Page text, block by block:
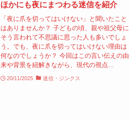
ほかにも夜にまつわる迷信を紹介
「夜に爪を切ってはいけない」と聞いたこと
はありませんか？ 子どもの頃、親や祖父母に
そう言われて不思議に思った人も多いでしょ
う。でも、夜に爪を切ってはいけない理由は
何なのでしょうか？ 今回はこの言い伝えの由
来や背景を紐解きながら、現代の視点...
20/11/2025 迷信・ジンクス